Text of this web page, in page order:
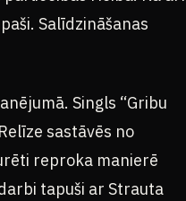
Salīdzināšanas
Singls “Gribu
sastāvēs no
reproka manierē
tapuši ar Strauta